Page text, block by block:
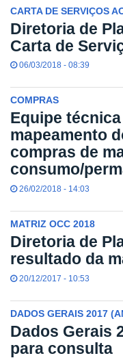
CARTA DE SERVIÇOS
Diretoria de
Carta de
06/03/2018 - 08:39
COMPRAS
Equipe
mapeamento
compras de
consumo/
26/02/2018 - 14:03
MATRIZ OCC 2018
Diretoria de
resultado da
20/12/2017 - 10:53
DADOS GERAIS 2017
Dados Gerais
para consulta